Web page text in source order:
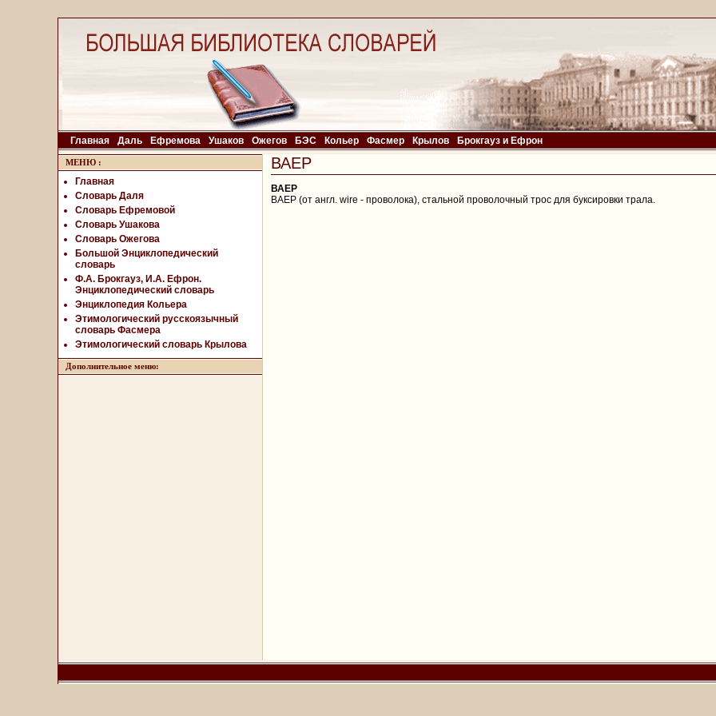
Главная Даль Ефремова Ушаков Ожегов БЭС Кольер Фасмер Крылов Брокгауз и Ефрон
МЕНЮ :
Главная
Словарь Даля
Словарь Ефремовой
Словарь Ушакова
Словарь Ожегова
Большой Энциклопедический
словарь
Ф.А. Брокгауз, И.А. Ефрон.
Энциклопедический словарь
Энциклопедия Кольера
Этимологический русскоязычный
словарь Фасмера
Этимологический словарь Крылова
Дополнительное меню:
ВАЕР
ВАЕР
ВАЕР (от англ. wire - проволока), стальной проволочный трос для буксировки трала.